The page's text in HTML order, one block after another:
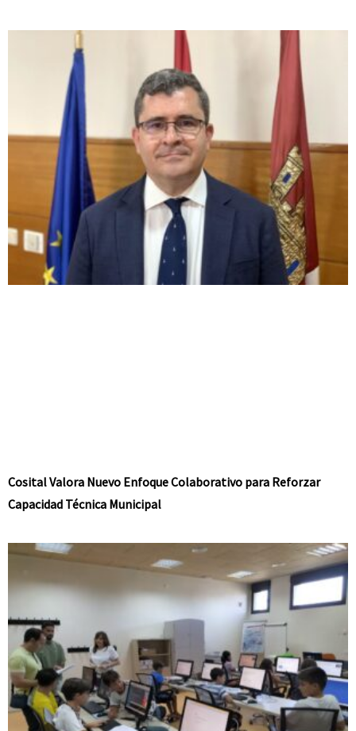
Cosital Valora Nuevo Enfoque Colaborativo para Reforzar
Capacidad Técnica Municipal